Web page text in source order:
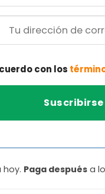
con los
hoy. Paga después a